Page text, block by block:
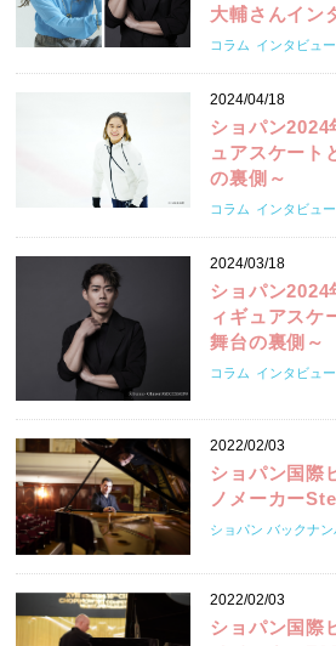
大輔さんイン
コラム インタビュ
2024/04/18
ショパン
ュアスケート
の裏側～
コラム インタビュ
2024/03/18
ショパン
ィギュアスケ
舞台の裏側～
コラム インタビュ
2022/02/03
ショパン国際
ノメーカー
ショパン バックナン
2022/02/03
ショパン国際